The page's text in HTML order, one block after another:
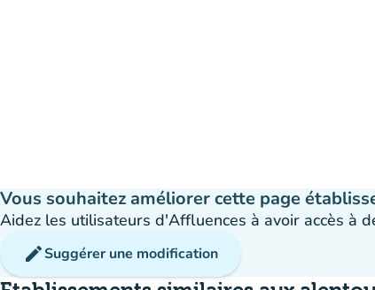
Vous souhaitez améliorer cette page
Aidez les utilisateurs d'Affluences à avoir accès à
editSuggérer une modification